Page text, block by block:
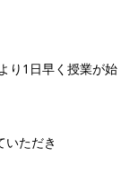
り1日早く授業が始
いただき